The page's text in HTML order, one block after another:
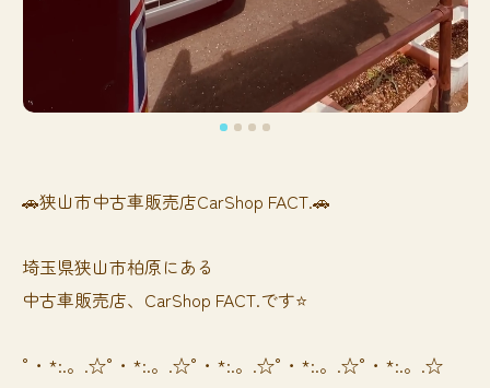
🚗狭山市中古車販売店CarShop FACT.🚗
埼玉県狭山市柏原にある
中古車販売店、CarShop FACT.です⭐️
°・*:.。.☆°・*:.。.☆°・*:.。.☆°・*:.。.☆°・*:.。.☆